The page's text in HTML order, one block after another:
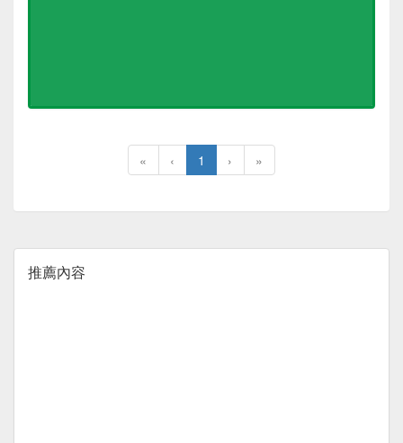
« ‹ 1 › »
推薦內容